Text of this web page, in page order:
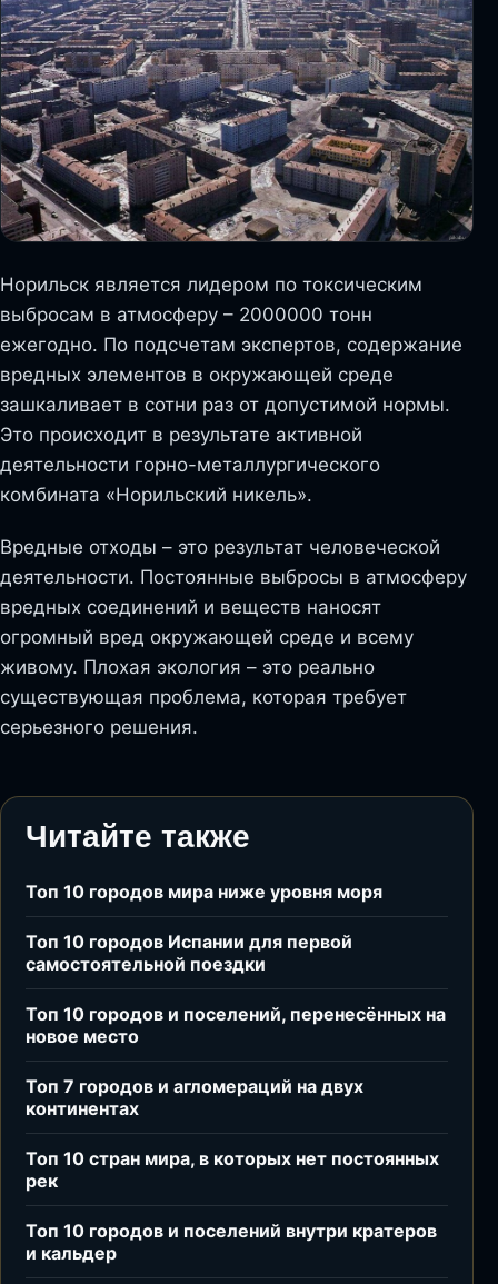
Норильск является лидером по токсическим
выбросам в атмосферу – 2000000 тонн
ежегодно. По подсчетам экспертов, содержание
вредных элементов в окружающей среде
зашкаливает в сотни раз от допустимой нормы.
Это происходит в результате активной
деятельности горно-металлургического
комбината «Норильский никель».
Вредные отходы – это результат человеческой
деятельности. Постоянные выбросы в атмосферу
вредных соединений и веществ наносят
огромный вред окружающей среде и всему
живому. Плохая экология – это реально
существующая проблема, которая требует
серьезного решения.
Читайте также
Топ 10 городов мира ниже уровня моря
Топ 10 городов Испании для первой
самостоятельной поездки
Топ 10 городов и поселений, перенесённых на
новое место
Топ 7 городов и агломераций на двух
континентах
Топ 10 стран мира, в которых нет постоянных
рек
Топ 10 городов и поселений внутри кратеров
и кальдер